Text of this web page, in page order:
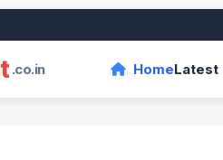
.co.in HomeLatest